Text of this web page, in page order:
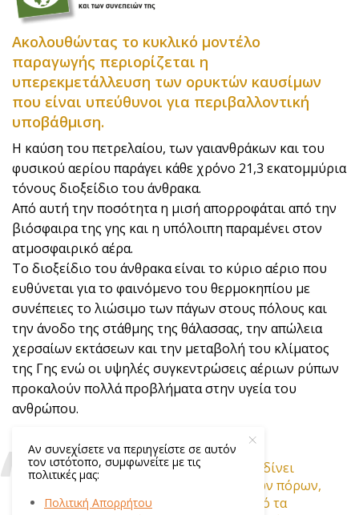
Ακολουθώντας το κυκλικό μοντέλο
παραγωγής περιορίζεται η
υπερεκμετάλλευση των ορυκτών καυσίμων
που είναι υπεύθυνοι για περιβαλλοντική
υποβάθμιση.
Η καύση του πετρελαίου, των γαιανθράκων και του
φυσικού αερίου παράγει κάθε χρόνο 21,3 εκατομμύρια
τόνους διοξείδιο του άνθρακα.
Από αυτή την ποσότητα η μισή απορροφάται από την
βιόσφαιρα της γης και η υπόλοιπη παραμένει στον
ατμοσφαιρικό αέρα.
Το διοξείδιο του άνθρακα είναι το κύριο αέριο που
ευθύνεται για το φαινόμενο του θερμοκηπίου με
συνέπειες το λιώσιμο των πάγων στους πόλους και
την άνοδο της στάθμης της θάλασσας, την απώλεια
χερσαίων εκτάσεων και την μεταβολή του κλίματος
της Γης ενώ οι υψηλές συγκεντρώσεις αέριων ρύπων
προκαλούν πολλά προβλήματα στην υγεία του
ανθρώπου.
Το μοντέλο της κυκλικής οικονομίας δίνει
έμφαση στην αξιοποίηση ανανεώσιμων πόρων,
αλλά και στην παραγωγή ενέργειας από τα
Αν συνεχίσετε να περιηγείστε σε αυτόν
τον ιστότοπο, συμφωνείτε με τις
πολιτικές μας:
Πολιτική Απορρήτου